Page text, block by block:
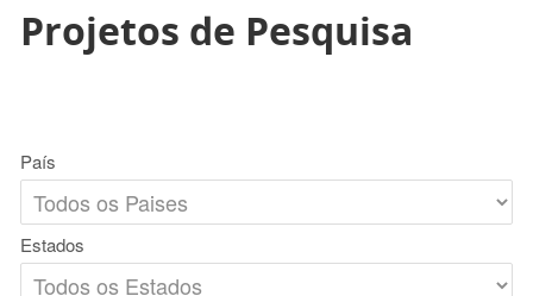
Projetos de Pesquisa
País
Estados